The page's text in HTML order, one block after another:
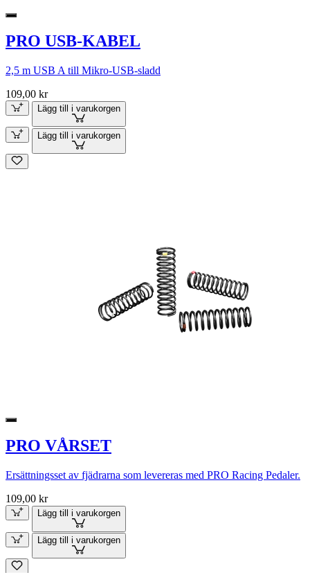
PRO USB-KABEL
2,5 m USB A till Mikro-USB-sladd
109,00 kr
Lägg till i varukorgen
Lägg till i varukorgen
PRO VÅRSET
Ersättningsset av fjädrarna som levereras med PRO Racing Pedaler.
109,00 kr
Lägg till i varukorgen
Lägg till i varukorgen